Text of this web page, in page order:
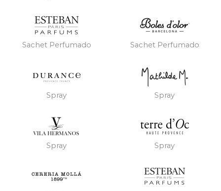
Sachet Perfumado Sachet Perfumado
Spray Spray
Spray Spray